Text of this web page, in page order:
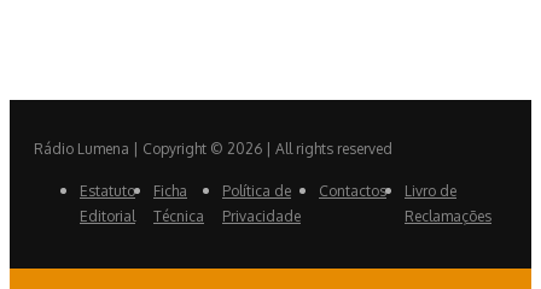
Rádio Lumena | Copyright © 2026 | All rights reserved
Estatuto
Editorial
Ficha
Técnica
Política de
Privacidade
Contactos
Livro de
Reclamações